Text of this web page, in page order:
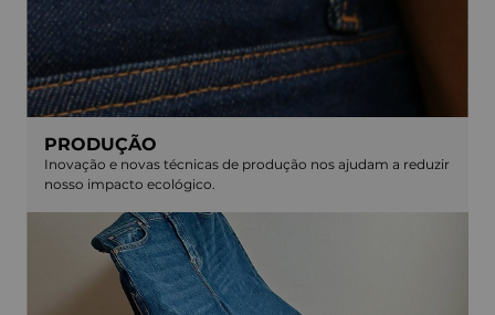
PRODUÇÃO
Inovação e novas técnicas de produção nos ajudam a reduzir
nosso impacto ecológico.